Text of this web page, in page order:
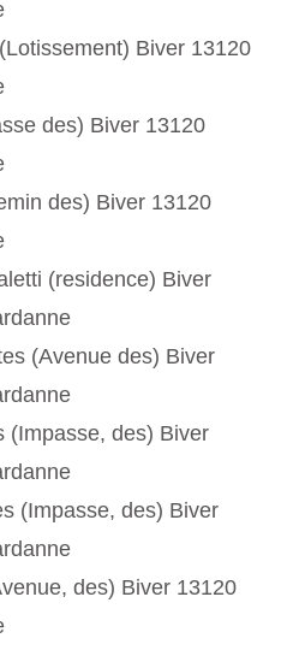
Biver 13120
des) Biver 13120
des) Biver 13120
(residence) Biver
(Avenue des) Biver
(Impasse, des) Biver
(Impasse, des) Biver
des) Biver 13120